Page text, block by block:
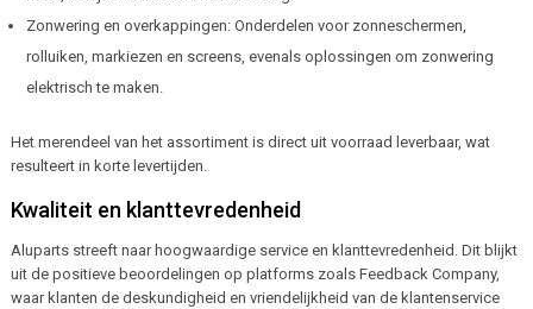
Zonwering en overkappingen: Onderdelen voor zonneschermen,
rolluiken, markiezen en screens, evenals oplossingen om zonwering
elektrisch te maken.
Het merendeel van het assortiment is direct uit voorraad leverbaar, wat
resulteert in korte levertijden.
Kwaliteit en klanttevredenheid
Aluparts streeft naar hoogwaardige service en klanttevredenheid. Dit blijkt
uit de positieve beoordelingen op platforms zoals Feedback Company,
waar klanten de deskundigheid en vriendelijkheid van de klantenservice